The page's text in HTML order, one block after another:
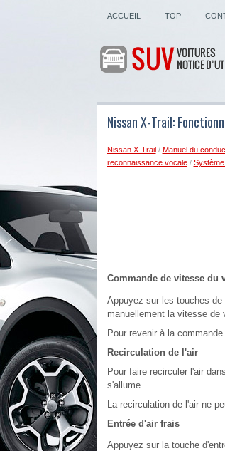
ACCUEIL TOP
Nissan X-Trail:
Nissan X-Trail/ Manuel du
reconnaissance vocale/
Commande de vitesse du
Appuyez sur les touches
manuellement la vitesse de
Pour revenir à la
Recirculation de l'air
Pour faire recirculer l'air
s'allume.
La recirculation de l'air ne
Entrée d'air frais
Appuyez sur la touche